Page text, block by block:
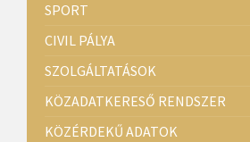
SPORT
CIVIL PÁLYA
SZOLGÁLTATÁSOK
KÖZADATKERESŐ RENDSZER
KÖZÉRDEKŰ ADATOK